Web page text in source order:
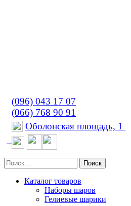
(096) 043 17 07
(066) 768 90 91
Оболонская площадь, 1
Поиск
Каталог товаров
Наборы шаров
Гелиевые шарики